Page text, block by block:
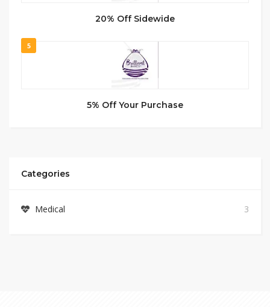
20% Off Sidewide
5
5% Off Your Purchase
Categories
Medical 3